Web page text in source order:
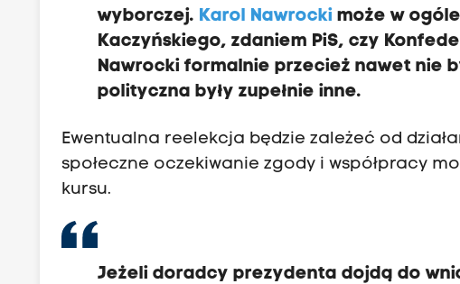
wyborczej. Karol Nawrockimoże w
Kaczyńskiego, zdaniem PiS, czy
Nawrocki formalnie przecież nawet nie
polityczna były zupełnie inne.
Ewentualna reelekcja będzie zależeć od
społeczne oczekiwanie zgody i współpracy
kursu.
Jeżeli doradcy prezydenta dojdą do